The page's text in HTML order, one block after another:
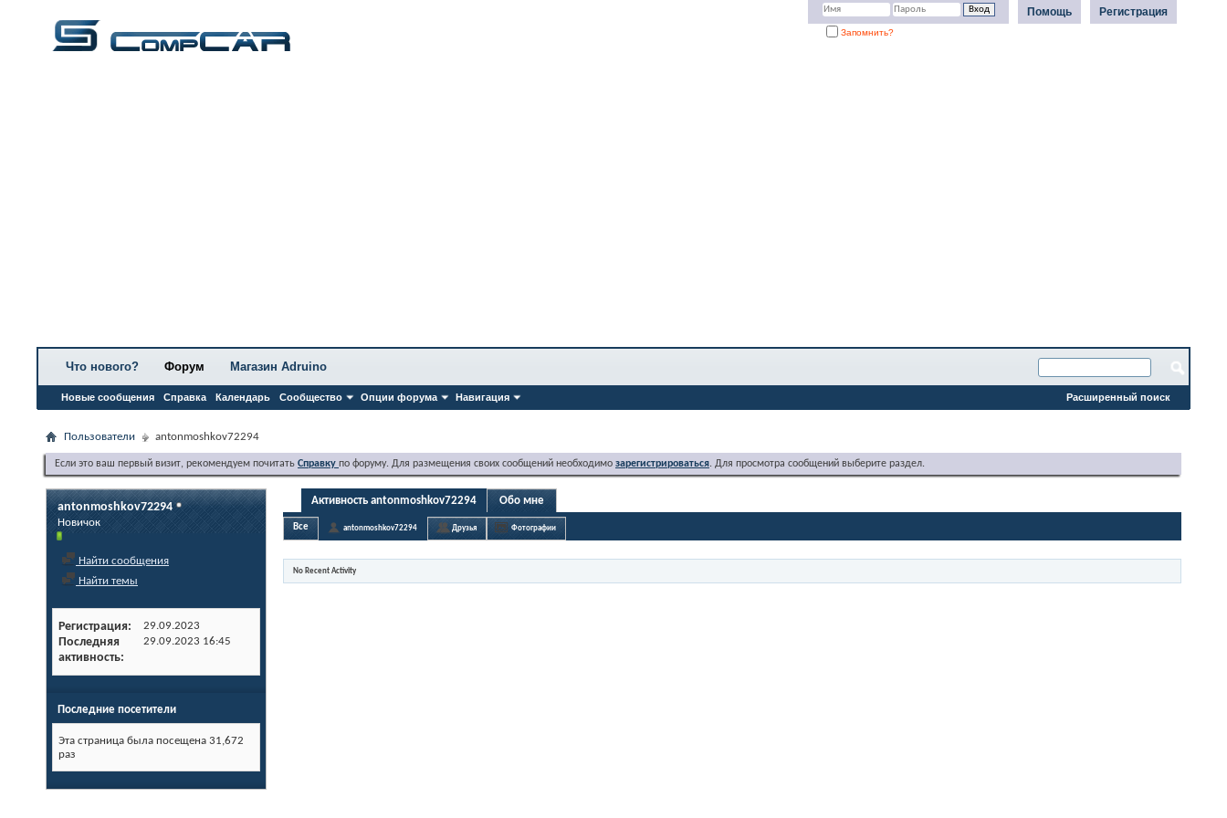
Регистрация
Помощь
Запомнить?
Что нового? Форум
Новые сообщения Справка Календарь Сообщество Опции форума Навигация
Магазин Adruino
Расширенный поиск
Пользователи antonmoshkov72294
Если это ваш первый визит, рекомендуем почитать Справку по форуму. Для размещения своих сообщений необходимо зарегистрироваться. Для просмотра сообщений выберите раздел.
antonmoshkov72294
Новичок
Найти сообщения
Найти темы
Регистрация 29.09.2023
Последняя
активность
29.09.2023 16:45
Последние посетители
Эта страница была посещена 31,672
раз
Активность antonmoshkov72294 Обо мне
Все antonmoshkov72294 Друзья Фотографии
No Recent Activity